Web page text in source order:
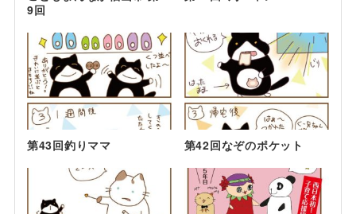
9回
第43回釣りママ 第42回なぞのポケット